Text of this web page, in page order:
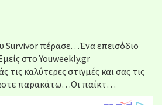
Survivor πέρασε…Ένα επεισόδιο
στο Youweekly.gr
τις καλύτερες στιγμές και σας τις
παρακάτω…Οι παίκτ…